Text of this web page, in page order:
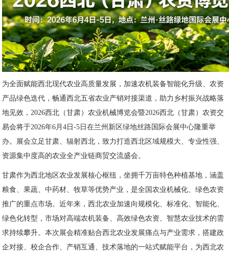
为全面赋能西北现代农业高质量发展，加速农机装备智能化升级、农资
产品绿色迭代，畅通西北五省农业产销对接渠道，助力乡村振兴战略落
地见效，2026西北（甘肃）农业机械博览会暨2026西北（甘肃）农资交
易会将于2026年6月4日-5日在兰州新区绿地丝路国际会展中心隆重举
办。展会立足甘肃、辐射西北，致力打造西北区域规模大、专业性强、
资源集中度高的农业全产业链商贸交流盛会。
甘肃作为西北地区农业发展核心枢纽，坐拥千万亩特色种植基地，涵盖
粮食、果蔬、中药材、牧草等优势产业，是全国农业机械化、绿色农资
推广的重点市场。近年来，西北农业加速向规模化、标准化、智能化、
绿色化转型，市场对高端农机装备、高效绿色农资、智慧农业技术的需
求持续攀升。本次展会精准贴合西北农业发展痛点与产业需求，搭建政
企对接、校企合作、产销互通、技术落地的一站式赋能平台，为西北农